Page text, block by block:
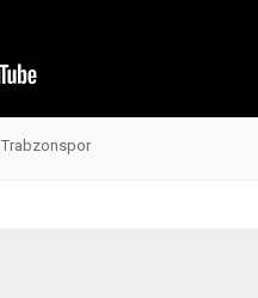
Trabzonspor